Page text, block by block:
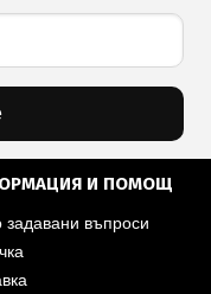
И ПОМОЩ
задавани въпроси